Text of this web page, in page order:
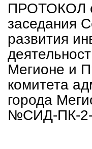
ПРОТОКОЛ
заседания
развития
Мегионе и
комитета
города
№СИД-ПК-